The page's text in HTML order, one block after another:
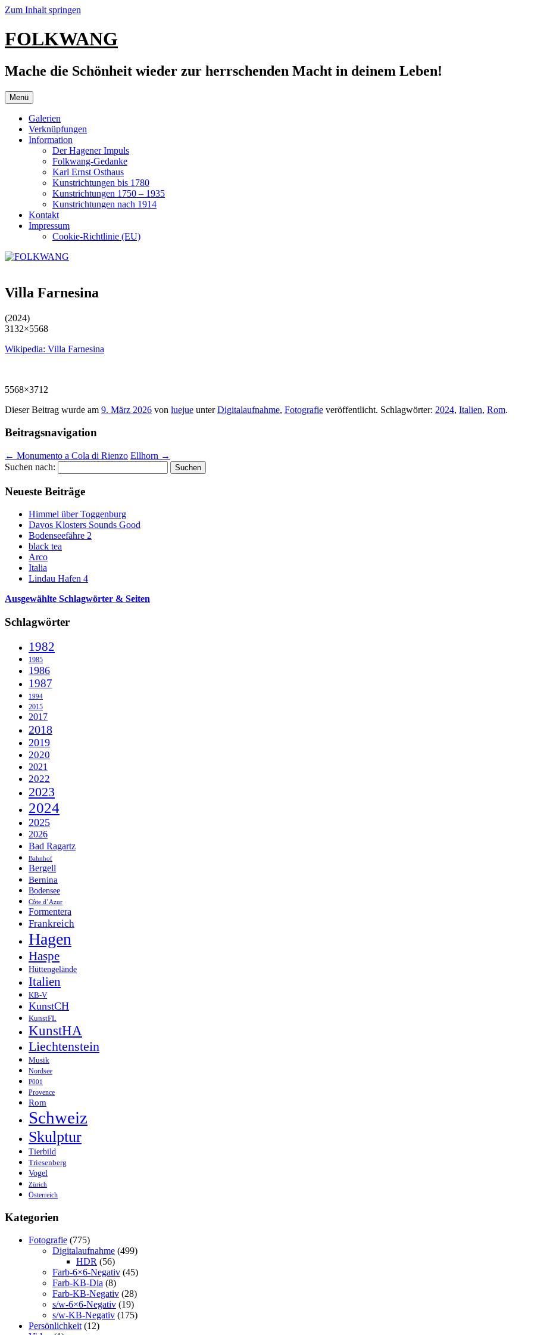
Zum Inhalt springen
FOLKWANG
Mache die Schönheit wieder zur herrschenden Macht in deinem Leben!
Menü
Galerien
Verknüpfungen
Information
Der Hagener Impuls
Folkwang-Gedanke
Karl Ernst Osthaus
Kunstrichtungen bis 1780
Kunstrichtungen 1750 – 1935
Kunstrichtungen nach 1914
Kontakt
Impressum
Cookie-Richtlinie (EU)
Villa Farnesina
(2024)
3132×5568
Wikipedia: Villa Farnesina
5568×3712
Dieser Beitrag wurde am 9. März 2026 von luejue unterDigitalaufnahme, Fotografie veröffentlicht. Schlagwörter: 2024, Italien, Rom.
Beitragsnavigation
← Monumento a Cola di Rienzo Ellhorn →
Suchen nach:
Neueste Beiträge
Himmel über Toggenburg
Davos Klosters Sounds Good
Bodenseefähre 2
black tea
Arco
Italia
Lindau Hafen 4
Ausgewählte Schlagwörter & Seiten
Schlagwörter
1982
1985
1986
1987
1994
2015
2017
2018
2019
2020
2021
2022
2023
2024
2025
2026
Bad Ragartz
Bahnhof
Bergell
Bernina
Bodensee
Côte d’Azur
Formentera
Frankreich
Hagen
Haspe
Hüttengelände
Italien
KB-V
KunstCH
KunstFL
KunstHA
Liechtenstein
Musik
Nordsee
P001
Provence
Rom
Schweiz
Skulptur
Tierbild
Triesenberg
Vogel
Zürich
Österreich
Kategorien
Fotografie (775)
Digitalaufnahme (499)
HDR (56)
Farb-6×6-Negativ (45)
Farb-KB-Dia (8)
Farb-KB-Negativ (28)
s/w-6×6-Negativ (19)
s/w-KB-Negativ (175)
Persönlichkeit (12)